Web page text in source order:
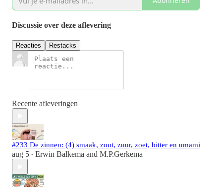
Discussie over deze aflevering
Reacties Restacks
Recente afleveringen
#233 De zinnen: (4) smaak, zout, zuur, zoet, bitter en umami
aug 5 • Erwin Balkema and M.P.Gerkema